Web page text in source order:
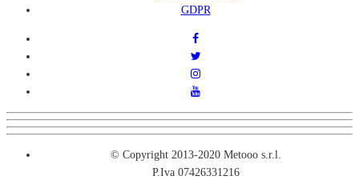
GDPR
© Copyright 2013-2020 Metooo s.r.l.
P.Iva 07426331216